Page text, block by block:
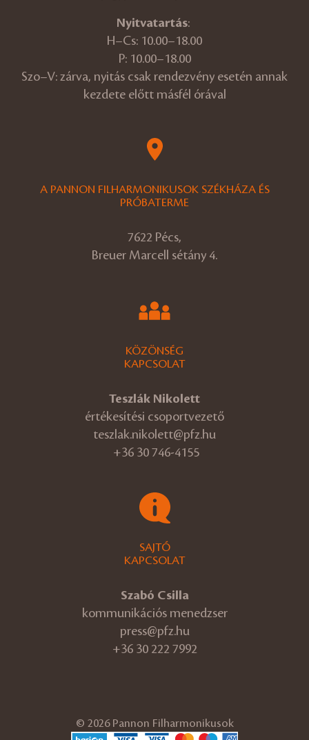
Nyitvatartás:
H–Cs: 10.00–18.00
P: 10.00–18.00
Szo–V: zárva, nyitás csak rendezvény esetén annak
kezdete előtt másfél órával
A PANNON FILHARMONIKUSOK SZÉKHÁZA ÉS
PRÓBATERME
7622 Pécs,
Breuer Marcell sétány 4.
KÖZÖNSÉG
KAPCSOLAT
Teszlák Nikolett
értékesítési csoportvezető
teszlak.nikolett@pfz.hu
+36 30 746-4155
SAJTÓ
KAPCSOLAT
Szabó Csilla
kommunikációs menedzser
press@pfz.hu
+36 30 222 7992
© 2026 Pannon Filharmonikusok